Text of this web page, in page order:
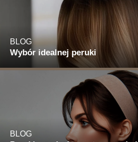
BLOG
Wybór idealnej peruki
BLOG